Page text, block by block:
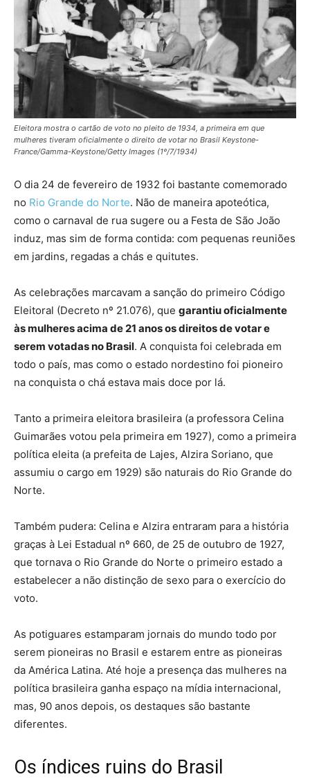
Eleitora mostra o cartão de voto no pleito de 1934, a primeira em que
mulheres tiveram oficialmente o direito de votar no Brasil Keystone-
France/Gamma-Keystone/Getty Images (1º/7/1934)
O dia 24 de fevereiro de 1932 foi bastante comemorado
no Rio Grande do Norte. Não de maneira apoteótica,
como o carnaval de rua sugere ou a Festa de São João
induz, mas sim de forma contida: com pequenas reuniões
em jardins, regadas a chás e quitutes.
As celebrações marcavam a sanção do primeiro Código
Eleitoral (Decreto nº 21.076), que garantiu oficialmente
às mulheres acima de 21 anos os direitos de votar e
serem votadas no Brasil. A conquista foi celebrada em
todo o país, mas como o estado nordestino foi pioneiro
na conquista o chá estava mais doce por lá.
Tanto a primeira eleitora brasileira (a professora Celina
Guimarães votou pela primeira em 1927), como a primeira
política eleita (a prefeita de Lajes, Alzira Soriano, que
assumiu o cargo em 1929) são naturais do Rio Grande do
Norte.
Também pudera: Celina e Alzira entraram para a história
graças à Lei Estadual nº 660, de 25 de outubro de 1927,
que tornava o Rio Grande do Norte o primeiro estado a
estabelecer a não distinção de sexo para o exercício do
voto.
As potiguares estamparam jornais do mundo todo por
serem pioneiras no Brasil e estarem entre as pioneiras
da América Latina. Até hoje a presença das mulheres na
política brasileira ganha espaço na mídia internacional,
mas, 90 anos depois, os destaques são bastante
diferentes.
Os índices ruins do Brasil